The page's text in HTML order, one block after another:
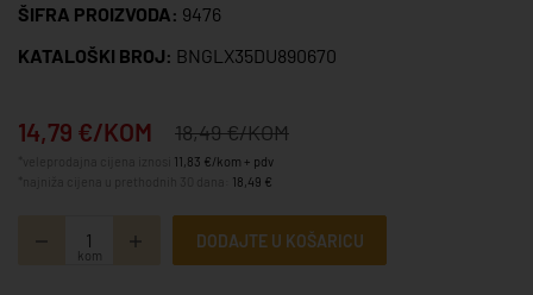
ŠIFRA PROIZVODA: 9476
KATALOŠKI BROJ: BNGLX35DU890670
14,79 €/KOM 18,49 €/KOM
11,83 €/kom + pdv
18,49 €
kom
DODAJTE U KOŠARICU